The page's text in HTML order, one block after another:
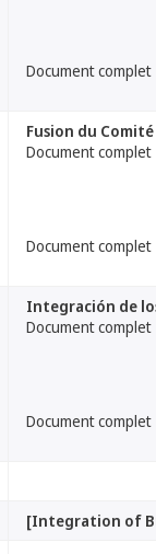
Document complet
Fusion du
Document complet
Document complet
Integración de
Document complet
Document complet
[Integration of